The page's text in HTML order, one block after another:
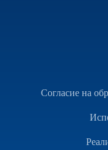
Согласие на